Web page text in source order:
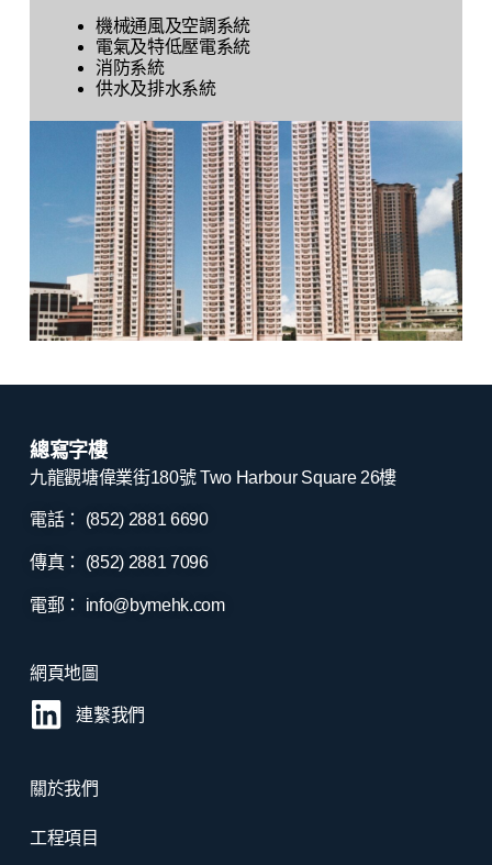
機械通風及空調系統
電氣及特低壓電系統
消防系統
供水及排水系統
總寫字樓
九龍觀塘偉業街180號 Two Harbour Square 26樓
電話： (852) 2881 6690
傳真： (852) 2881 7096
電郵： info@bymehk.com
網頁地圖
連繫我們
關於我們
工程項目